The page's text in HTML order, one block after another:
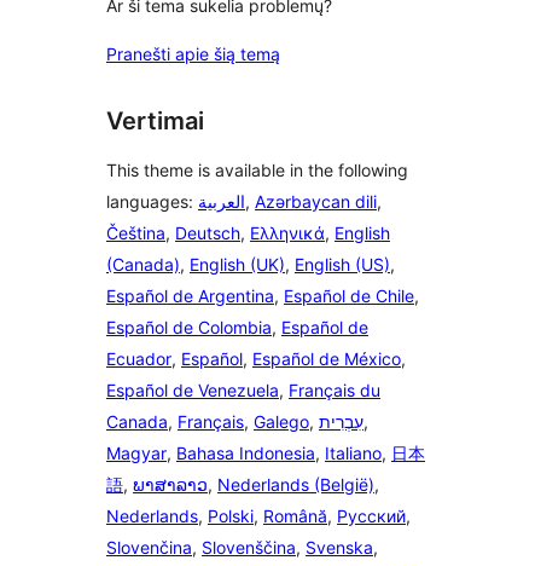
Ar ši tema sukelia problemų?
Pranešti apie šią temą
Vertimai
This theme is available in the following
languages: العربية, Azərbaycan dili,
Čeština, Deutsch, Ελληνικά, English
(Canada), English (UK), English (US),
Español de Argentina, Español de Chile,
Español de Colombia, Español de
Ecuador, Español, Español de México,
Español de Venezuela, Français du
Canada, Français, Galego, עִבְרִית,
Magyar, Bahasa Indonesia, Italiano, 日本
語, ພາສາລາວ, Nederlands (België),
Nederlands, Polski, Română, Русский,
Slovenčina, Slovenščina, Svenska,